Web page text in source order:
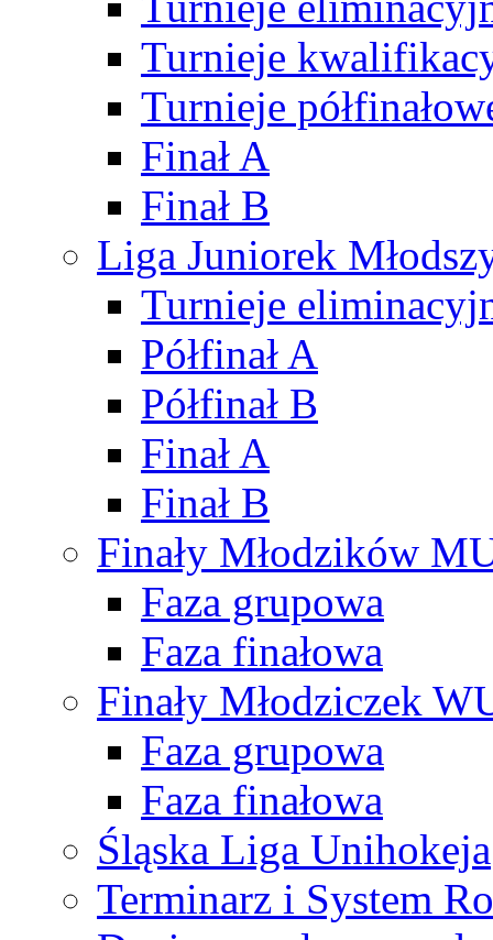
Turnieje
Turnieje
Finał A
Finał B
Liga Juniorek
Turnieje
Półfinał A
Półfinał B
Finał A
Finał B
Finały Młodzików
Faza grupowa
Faza finałowa
Finały Młodziczek
Faza grupowa
Faza finałowa
Śląska Liga Unihokeja
Terminarz i System